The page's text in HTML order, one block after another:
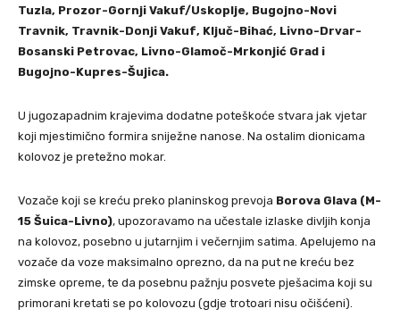
Tuzla, Prozor-Gornji Vakuf/Uskoplje, Bugojno-Novi
Travnik, Travnik-Donji Vakuf, Ključ-Bihać, Livno-Drvar-
Bosanski Petrovac, Livno-Glamoč-Mrkonjić Grad i
Bugojno-Kupres-Šujica.
U jugozapadnim krajevima dodatne poteškoće stvara jak vjetar
koji mjestimično formira sniježne nanose. Na ostalim dionicama
kolovoz je pretežno mokar.
Vozače koji se kreću preko planinskog prevoja Borova Glava (M-
15 Šuica-Livno), upozoravamo na učestale izlaske divljih konja
na kolovoz, posebno u jutarnjim i večernjim satima. Apelujemo na
vozače da voze maksimalno oprezno, da na put ne kreću bez
zimske opreme, te da posebnu pažnju posvete pješacima koji su
primorani kretati se po kolovozu (gdje trotoari nisu očišćeni).